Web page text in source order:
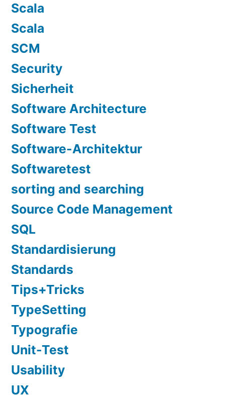
Scala
Scala
SCM
Security
Sicherheit
Software Architecture
Software Test
Software-Architektur
Softwaretest
sorting and searching
Source Code Management
SQL
Standardisierung
Standards
Tips+Tricks
TypeSetting
Typografie
Unit-Test
Usability
UX